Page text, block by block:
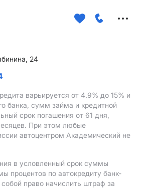
24
варьируется от 4.9% до 15% и
банка, сумм займа и кредитной
срок погашения от 61 дня,
При этом любые
автоцентром Академический не
в условленный срок суммы
процентов по автокредиту банк-
собой право начислить штраф за